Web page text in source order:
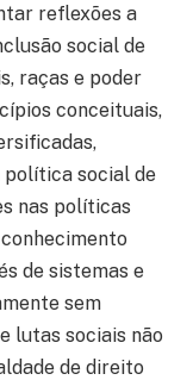
reflexões a
social de
raças e poder
conceituais,
política social de
nas políticas
de sistemas e
sem
lutas sociais não
de direito